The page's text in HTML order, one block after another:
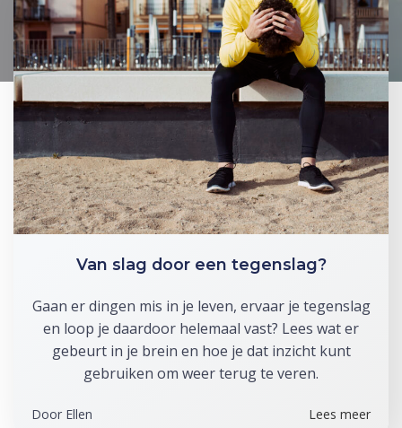
Van slag door een tegenslag?
Gaan er dingen mis in je leven, ervaar je tegenslag
en loop je daardoor helemaal vast? Lees wat er
gebeurt in je brein en hoe je dat inzicht kunt
gebruiken om weer terug te veren.
Door Ellen Lees meer